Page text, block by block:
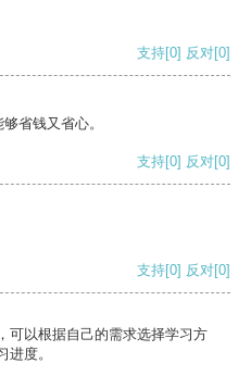
支持[0] 反对[0]
省钱又省心。
支持[0] 反对[0]
支持[0] 反对[0]
可以根据自己的需求选择学习方
度。